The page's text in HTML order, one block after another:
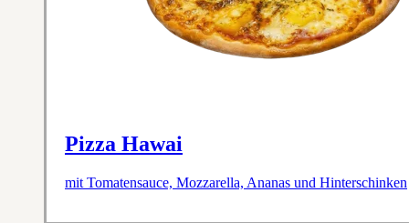
Pizza Hawai
mit Tomatensauce, Mozzarella, Ananas und Hinterschinken